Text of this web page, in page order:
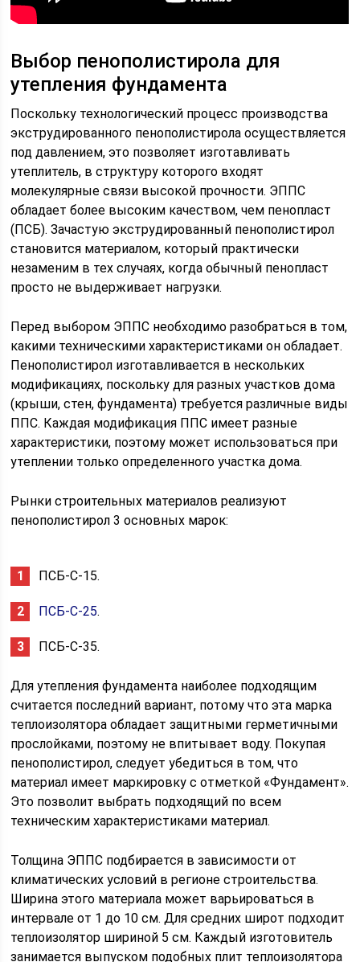
Выбор пенополистирола для
утепления фундамента
Поскольку технологический процесс производства
экструдированного пенополистирола осуществляется
под давлением, это позволяет изготавливать
утеплитель, в структуру которого входят
молекулярные связи высокой прочности. ЭППС
обладает более высоким качеством, чем пенопласт
(ПСБ). Зачастую экструдированный пенополистирол
становится материалом, который практически
незаменим в тех случаях, когда обычный пенопласт
просто не выдерживает нагрузки.
Перед выбором ЭППС необходимо разобраться в том,
какими техническими характеристиками он обладает.
Пенополистирол изготавливается в нескольких
модификациях, поскольку для разных участков дома
(крыши, стен, фундамента) требуется различные виды
ППС. Каждая модификация ППС имеет разные
характеристики, поэтому может использоваться при
утеплении только определенного участка дома.
Рынки строительных материалов реализуют
пенополистирол 3 основных марок:
ПСБ-С-15.
ПСБ-С-25.
ПСБ-С-35.
Для утепления фундамента наиболее подходящим
считается последний вариант, потому что эта марка
теплоизолятора обладает защитными герметичными
прослойками, поэтому не впитывает воду. Покупая
пенополистирол, следует убедиться в том, что
материал имеет маркировку с отметкой «Фундамент».
Это позволит выбрать подходящий по всем
техническим характеристиками материал.
Толщина ЭППС подбирается в зависимости от
климатических условий в регионе строительства.
Ширина этого материала может варьироваться в
интервале от 1 до 10 см. Для средних широт подходит
теплоизолятор шириной 5 см. Каждый изготовитель
занимается выпуском подобных плит теплоизолятора